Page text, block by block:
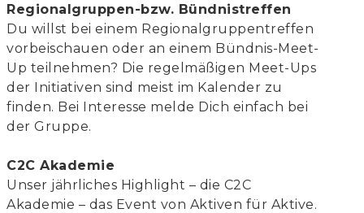
Regionalgruppen-bzw. Bündnistreffen
Du willst bei einem Regionalgruppentreffen
vorbeischauen oder an einem Bündnis-Meet-
Up teilnehmen? Die regelmäßigen Meet-Ups
der Initiativen sind meist im Kalender zu
finden. Bei Interesse melde Dich einfach bei
der Gruppe.
C2C Akademie
Unser jährliches Highlight – die C2C
Akademie – das Event von Aktiven für Aktive.